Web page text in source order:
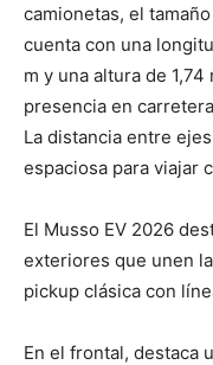
camionetas, el
cuenta con una
m y una altura de
presencia en
La distancia entre
espaciosa para viajar
El Musso EV 2026
exteriores que unen
pickup clásica con
En el frontal, destaca